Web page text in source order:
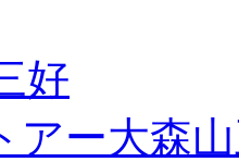
好
アー大森